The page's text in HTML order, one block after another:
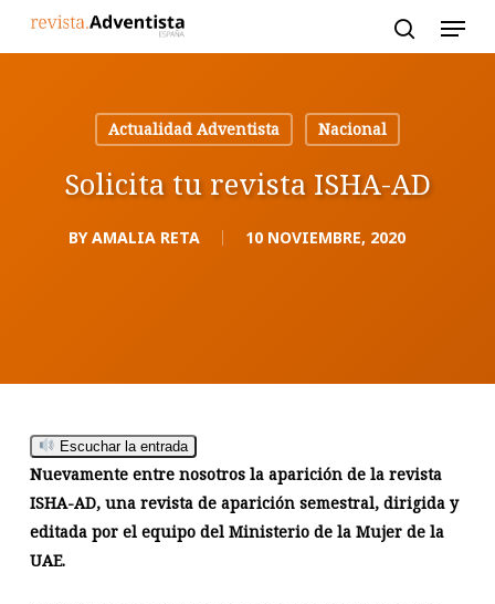
Actualidad Adventista
Nacional
Solicita tu revista ISHA-AD
BY AMALIA RETA 10 NOVIEMBRE, 2020
Escuchar la entrada
Nuevamente entre nosotros la aparición de la revista
ISHA-AD, una revista de aparición semestral, dirigida y
editada por el equipo del Ministerio de la Mujer de la
UAE.